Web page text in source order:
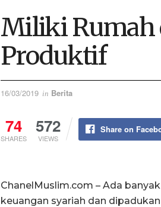
Miliki Rumah
Produktif
16/03/2019 in Berita
74
SHARES
572
VIEWS
Share on
ChanelMuslim.com – Ada
keuangan syariah dan